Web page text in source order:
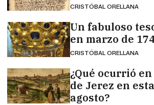
CRISTÓBAL ORELLANA
Un fabuloso
en marzo de
CRISTÓBAL ORELLANA
¿Qué ocurrió
de Jerez en
agosto?